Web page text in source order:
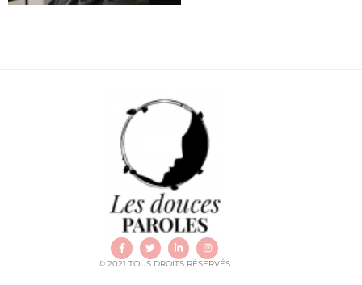
© 2021 TOUS DROITS RÉSERVÉS